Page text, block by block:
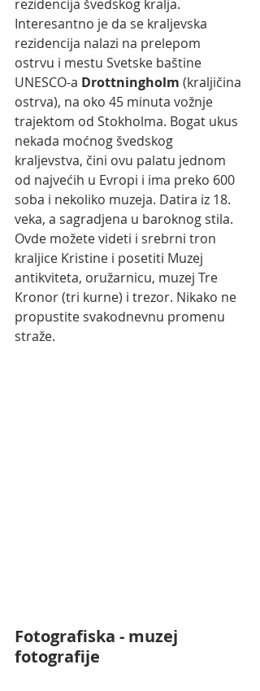
rezidencija švedskog kralja.
Interesantno je da se kraljevska
rezidencija nalazi na prelepom
ostrvu i mestu Svetske baštine
UNESCO-a Drottningholm (kraljičina
ostrva), na oko 45 minuta vožnje
trajektom od Stokholma. Bogat ukus
nekada moćnog švedskog
kraljevstva, čini ovu palatu jednom
od najvećih u Evropi i ima preko 600
soba i nekoliko muzeja. Datira iz 18.
veka, a sagradjena u baroknog stila.
Ovde možete videti i srebrni tron
kraljice Kristine i posetiti Muzej
antikviteta, oružarnicu, muzej Tre
Kronor (tri kurne) i trezor. Nikako ne
propustite svakodnevnu promenu
straže.
Fotografiska - muzej
fotografije